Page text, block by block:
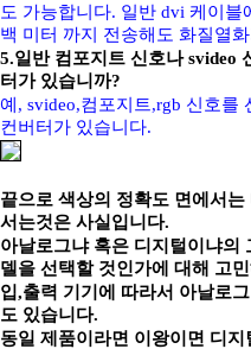
도 가능합니다. 일반 dvi 케이블
백 미터 까지 전송해도 화질열
5.일반 컴포지트 신호나 svideo
터가 있습니까?
예, svideo,컴포지트,rgb 신호를
컨버터가 있습니다.
끝으로 색상의 정확도 면에서
서는것은 사실입니다.
아날로그냐 혹은 디지털이냐의
델을 선택할 것인가에 대해 고
입,출력 기기에 따라서 아날로
도 있습니다.
동일 제품이라면 이왕이면 디